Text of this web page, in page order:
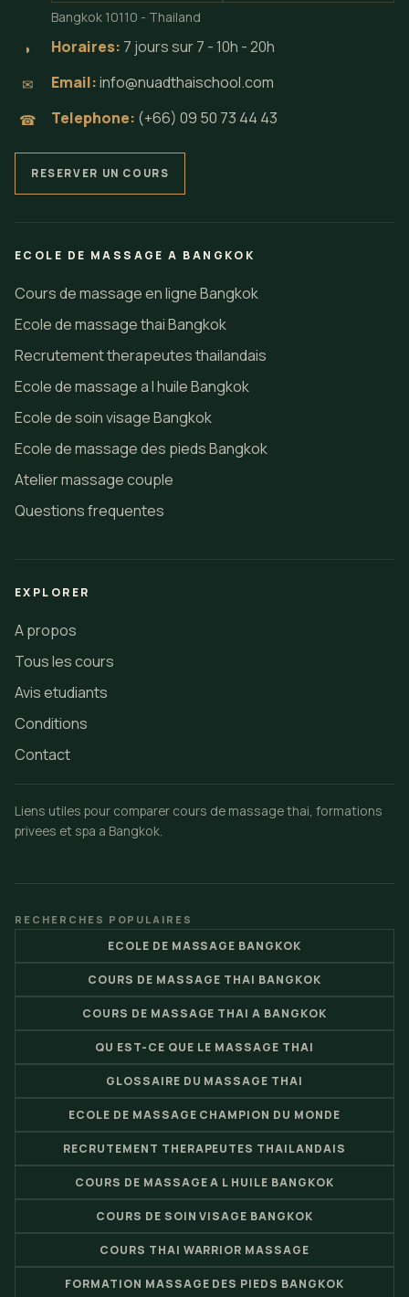
Bangkok 10110 - Thailand
◗ Horaires: 7 jours sur 7 - 10h - 20h
✉ Email:info@nuadthaischool.com
☎ Telephone: (+66) 09 50 73 44 43
RESERVER UN COURS
ECOLE DE MASSAGE A BANGKOK
Cours de massage en ligne Bangkok
Ecole de massage thai Bangkok
Recrutement therapeutes thailandais
Ecole de massage a l huile Bangkok
Ecole de soin visage Bangkok
Ecole de massage des pieds Bangkok
Atelier massage couple
Questions frequentes
EXPLORER
A propos
Tous les cours
Avis etudiants
Conditions
Contact
Liens utiles pour comparer cours de massage thai, formations
privees et spa a Bangkok.
RECHERCHES POPULAIRES
ECOLE DE MASSAGE BANGKOK
COURS DE MASSAGE THAI BANGKOK
COURS DE MASSAGE THAI A BANGKOK
QU EST-CE QUE LE MASSAGE THAI
GLOSSAIRE DU MASSAGE THAI
ECOLE DE MASSAGE CHAMPION DU MONDE
RECRUTEMENT THERAPEUTES THAILANDAIS
COURS DE MASSAGE A L HUILE BANGKOK
COURS DE SOIN VISAGE BANGKOK
COURS THAI WARRIOR MASSAGE
FORMATION MASSAGE DES PIEDS BANGKOK